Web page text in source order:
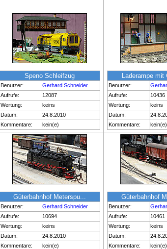
Speno Schleifzug
Benutzer:
Gerhard Schneider
Aufrufe:
12087
Wertung:
keins
Datum:
24.8.2010
Kommentare:
kein(e)
Laderampe mit
Benutzer:
Aufrufe:
10436
Wertung:
keins
Datum:
Kommentare:
kein(e)
Güterbahnhof Meterspu...
Benutzer:
Gerhard Schneider
Aufrufe:
10694
Wertung:
keins
Datum:
24.8.2010
Kommentare:
kein(e)
Güterbahnhof
Benutzer:
Aufrufe:
10461
Wertung:
keins
Datum:
Kommentare:
kein(e)